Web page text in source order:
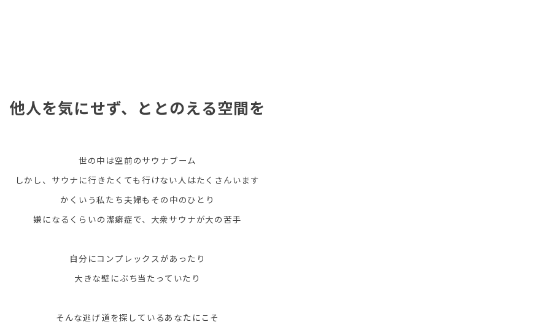
他人を気にせず、ととのえる空間を
世の中は空前のサウナブーム
しかし、サウナに行きたくても行けない人はたくさんいます
かくいう私たち夫婦もその中のひとり
嫌になるくらいの潔癖症で、大衆サウナが大の苦手
自分にコンプレックスがあったり
大きな壁にぶち当たっていたり
そんな逃げ道を探しているあなたにこそ